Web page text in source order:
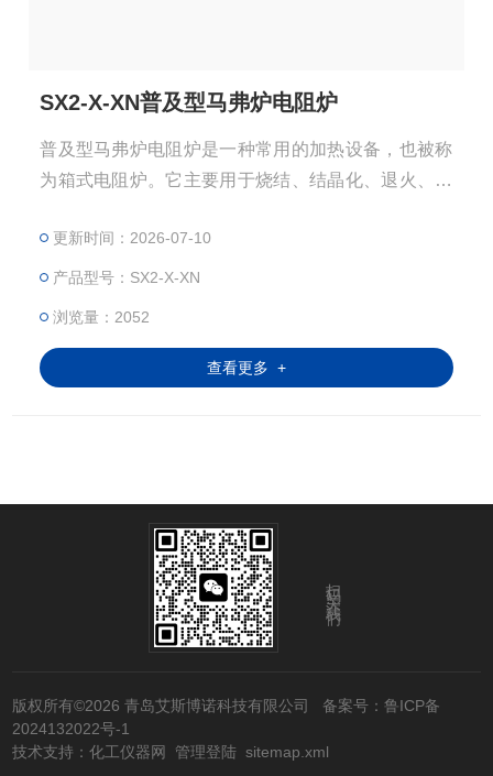
SX2-X-XN普及型马弗炉电阻炉
普及型马弗炉电阻炉是一种常用的加热设备，也被称
为箱式电阻炉。它主要用于烧结、结晶化、退火、熔
化学分析、化工领域、冶金行业等。在材料研究中，
它用于金属材料、陶瓷材料的热处理和烧结；在分析
等。
更新时间：2026-07-10
产品型号：SX2-X-XN
浏览量：2052
查看更多 +
扫码关注我们
版权所有©2026 青岛艾斯博诺科技有限公司 备案号：鲁ICP备
2024132022号-1
技术支持：化工仪器网 管理登陆 sitemap.xml